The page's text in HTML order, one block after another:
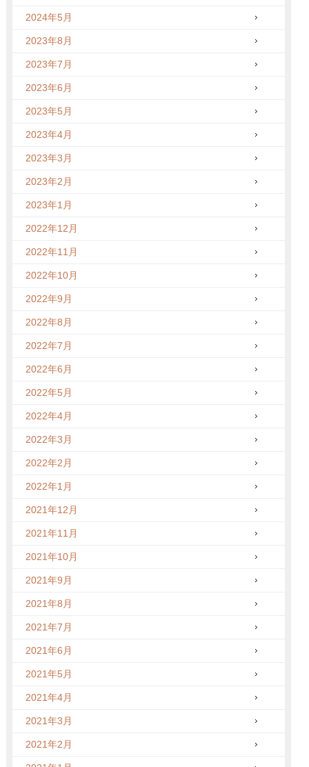
2024年5月
2023年8月
2023年7月
2023年6月
2023年5月
2023年4月
2023年3月
2023年2月
2023年1月
2022年12月
2022年11月
2022年10月
2022年9月
2022年8月
2022年7月
2022年6月
2022年5月
2022年4月
2022年3月
2022年2月
2022年1月
2021年12月
2021年11月
2021年10月
2021年9月
2021年8月
2021年7月
2021年6月
2021年5月
2021年4月
2021年3月
2021年2月